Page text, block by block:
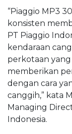
“Piaggio MP3
konsisten
PT Piaggio
kendaraan
perkotaan yang
memberikan
dengan cara
canggih,” kata
Managing
Indonesia.